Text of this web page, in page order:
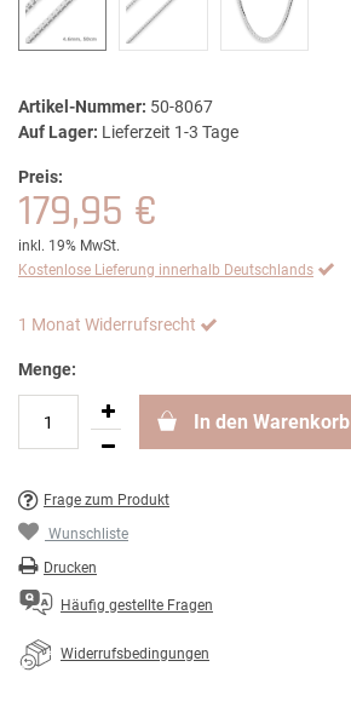
Artikel-Nummer: 50-8067
Auf Lager: Lieferzeit 1-3 Tage
Preis:
179,95 €
inkl. 19% MwSt.
Kostenlose Lieferung innerhalb Deutschlands
1 Monat Widerrufsrecht
Menge:
In den Warenkorb
Frage zum Produkt
Wunschliste
Drucken
Häufig gestellte Fragen
Widerrufsbedingungen